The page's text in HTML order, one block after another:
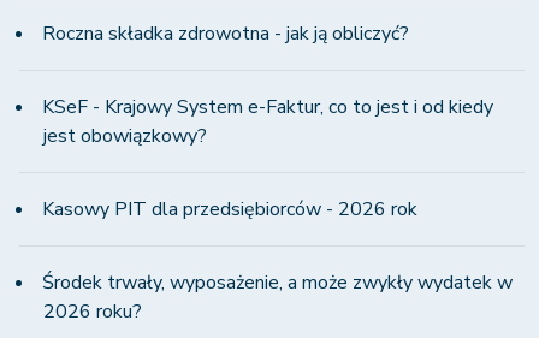
Roczna składka zdrowotna - jak ją obliczyć?
KSeF - Krajowy System e-Faktur, co to jest i od kiedy
jest obowiązkowy?
Kasowy PIT dla przedsiębiorców - 2026 rok
Środek trwały, wyposażenie, a może zwykły wydatek w
2026 roku?